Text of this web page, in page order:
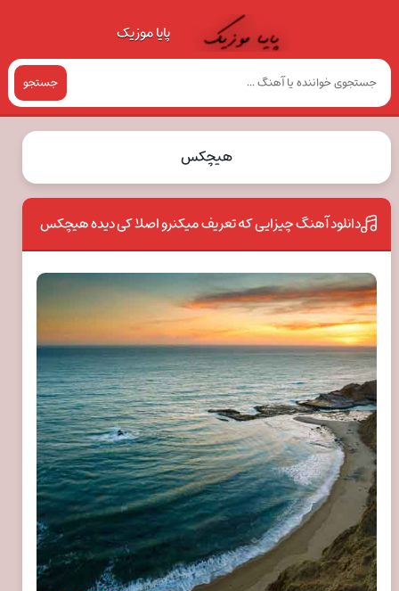
پایا موزیک
جستجو
هیچکس
دانلود آهنگ چیزایی که تعریف میکنرو اصلا کی دیده هیچکس